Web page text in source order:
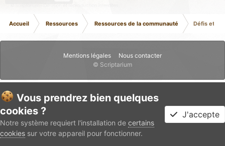
Accueil Ressources Ressources de la communauté Défis et
Mentions légales
Nous contacter
© Scriptarium
Vous prendrez bien quelques
cookies ?
Notre système requiert l'installation de certains
cookies sur votre appareil pour fonctionner.
J'accepte